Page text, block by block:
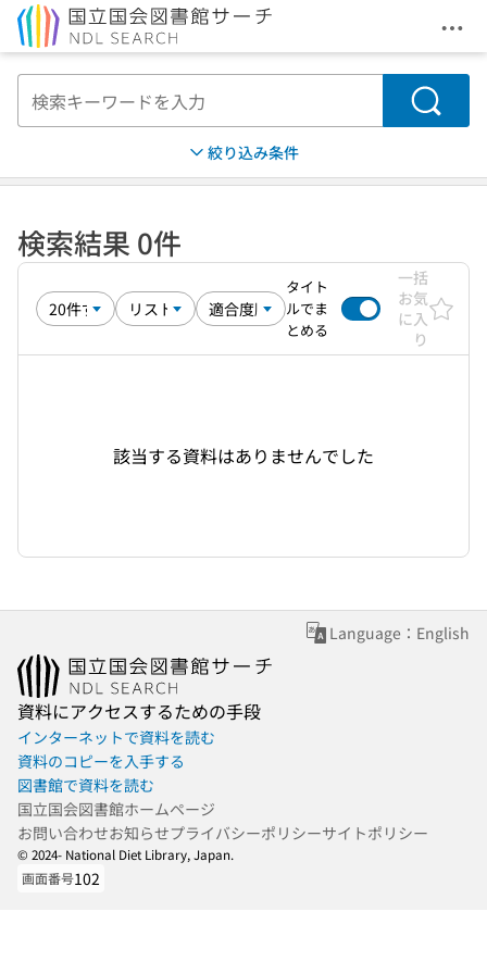
メ
検索
絞り込み条件
検索結果 0件
タイト
ルでま
とめる
一括
お気
に入
り
該当する資料はありませんでした
Language：English
資料にアクセスするための手段
インターネットで資料を読む
資料のコピーを入手する
図書館で資料を読む
国立国会図書館ホームページ
お問い合わせお知らせプライバシーポリシーサイトポリシー
© 2024- National Diet Library, Japan.
画面番号102